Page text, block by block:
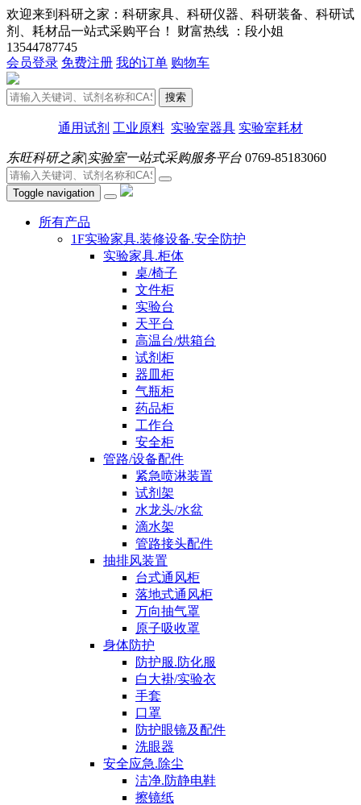
欢迎来到科研之家：科研家具、科研仪器、科研装备、科研试
剂、耗材品一站式采购平台！ 财富热线 ：段小姐
13544787745
会员登录 免费注册 我的订单 购物车
搜索
通用试剂 工业原料 实验室器具 实验室耗材
东旺科研之家|实验室一站式采购服务平台 0769-85183060
Toggle navigation
所有产品
1F实验家具.装修设备.安全防护
实验家具.柜体
桌/椅子
文件柜
实验台
天平台
高温台/烘箱台
试剂柜
器皿柜
气瓶柜
药品柜
工作台
安全柜
管路/设备配件
紧急喷淋装置
试剂架
水龙头/水盆
滴水架
管路接头配件
抽排风装置
台式通风柜
落地式通风柜
万向抽气罩
原子吸收罩
身体防护
防护服.防化服
白大褂/实验衣
手套
口罩
防护眼镜及配件
洗眼器
安全应急.除尘
洁净.防静电鞋
擦镜纸